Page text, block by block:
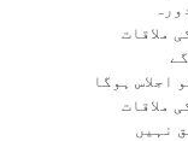
ملاقات
ملاقات
نہیں